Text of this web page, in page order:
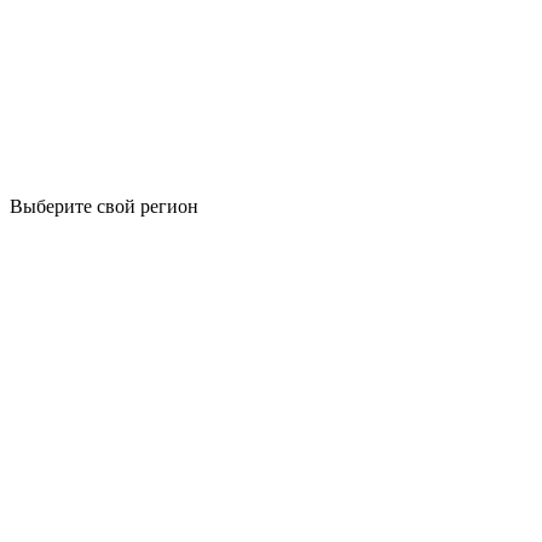
Выберите свой регион